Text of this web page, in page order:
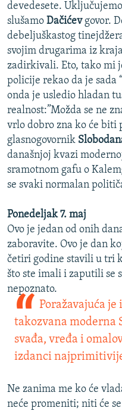
devedesete.
slušamo Dačićevgovor.
debeljuškastog
svojim drugarima iz
zadirkivali. Eto, tako mi
policije rekao da je sada
onda je usledio hladan
realnost:”Možda se ne
vrlo dobro zna ko će biti
glasnogovornik
današnjoj kvazi
sramotnom gafu o
se svaki normalan
Ponedeljak 7. maj
Ovo je jedan od onih
zaboravite. Ovo je dan
četiri godine stavili u tri
što ste imali i zaputili se
nepoznato.
Poražavajuća je
takozvana moderna
svađa, vređa i
izdanci
Ne zanima me ko će
neće promeniti; niti će